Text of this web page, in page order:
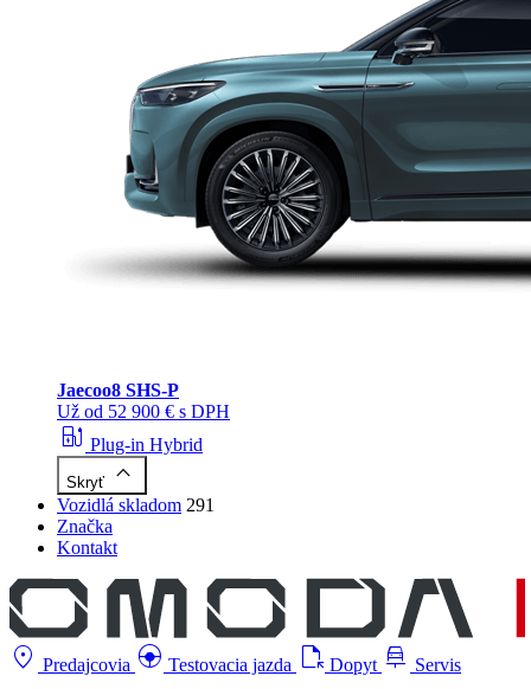
Jaecoo8 SHS-P
Už od 52 900 € s DPH
ev_station Plug-in Hybrid
Skryť keyboard_arrow_up
Vozidlá skladom 291
Značka
Kontakt
location_on Predajcovia search_hands_free Testovacia jazda file_open Dopyt car_repair Servis